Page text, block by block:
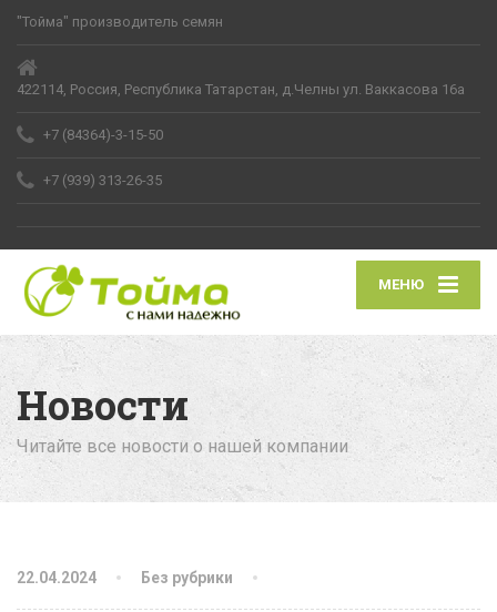
"Тойма" производитель семян
422114, Россия, Республика Татарстан, д.Челны ул. Ваккасова 16а
+7 (84364)-3-15-50
+7 (939) 313-26-35
МЕНЮ
Новости
Читайте все новости о нашей компании
22.04.2024 Без рубрики